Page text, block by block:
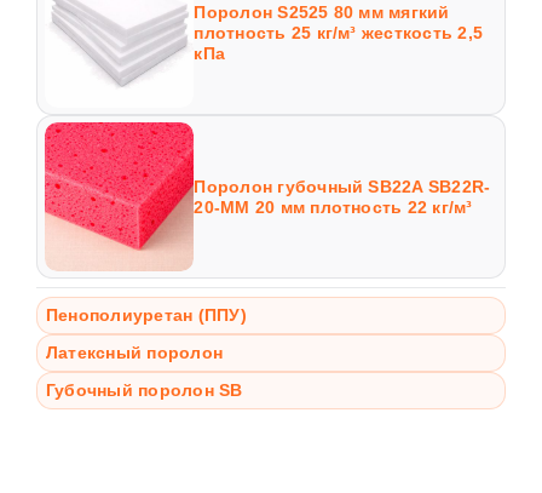
Поролон S2525 80 мм мягкий
плотность 25 кг/м³ жесткость 2,5
кПа
Поролон губочный SB22A SB22R-
20-MM 20 мм плотность 22 кг/м³
Пенополиуретан (ППУ)
Латексный поролон
Губочный поролон SB